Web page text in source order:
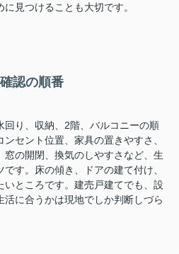
見つけることも大切です。
認の順番
回り、収納、2階、バルコニーの順
セント位置、家具の置きやすさ、
の開閉、換気のしやすさなど、生
す。床の傾き、ドアの建て付け、
いところです。建売戸建てでも、設
に合うかは現地でしか判断しづら